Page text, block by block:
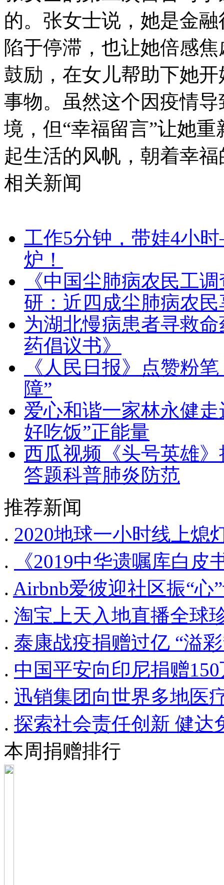
的。张女士说，她是金
陷于停滞，也让她倍感
鼓励，在女儿帮助下她开
事物。虽然这个因疫情
境，但“幸福留言”让她
起生活的风帆，朝着幸
相关新闻
工作5分钟，带娃4小
炉！
《中国尘肺病农民工
研：近四成尘肺病农
为湖北慢病患者寻救
药倡议书》
《人民日报》点赞粉
障”
爱心和谐一家林永健
好吃饭”正能量
西瓜视频《头号英雄
答题科普肺炎防范
推荐新闻
. 2020地球一小时线上熄
.
《2019中华遗嘱库白皮
. Airbnb爱彼迎社区振“心
. 淘宝上天入地直播全球
. 泰康战疫捐赠过亿 “溢
. 中国平安向印尼捐赠
. 迅销集团向世界多地医
. 探索社会责任创新 健达
本周捐赠排行